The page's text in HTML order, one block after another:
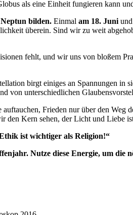
als eine Einheit fungieren kann
bilden. Einmal am 18. Juni
überein. Sind wir zu weit
fehlt, und wir uns von bloßem
birgt einiges an Spannungen in
von unterschiedlichen
Frieden nur über den Weg
den Kern sehen, der Licht und Liebe
ist wichtiger als Religion!“
Nutze diese Energie, um die